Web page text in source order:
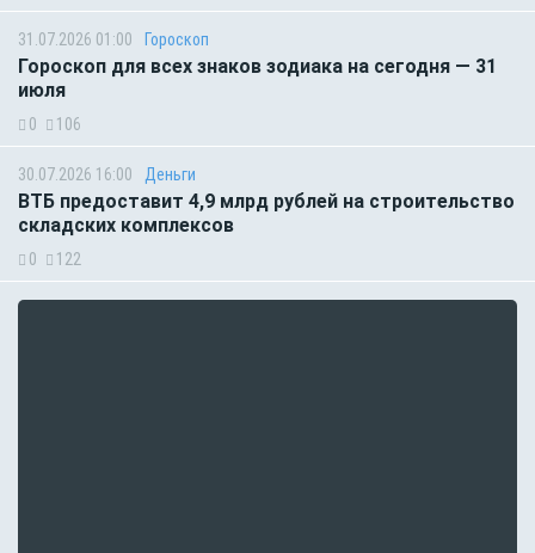
31.07.2026 01:00 Гороскоп
Гороскоп для всех знаков зодиака на сегодня — 31
июля
0 106
30.07.2026 16:00 Деньги
ВТБ предоставит 4,9 млрд рублей на строительство
складских комплексов
0 122